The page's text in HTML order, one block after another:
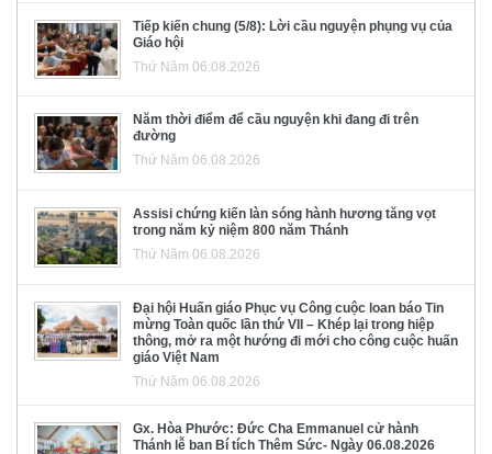
Tiếp kiến chung (5/8): Lời cầu nguyện phụng vụ của
Giáo hội
Thứ Năm 06.08.2026
Năm thời điểm để cầu nguyện khi đang đi trên
đường
Thứ Năm 06.08.2026
Assisi chứng kiến làn sóng hành hương tăng vọt
trong năm kỷ niệm 800 năm Thánh
Thứ Năm 06.08.2026
Đại hội Huấn giáo Phục vụ Công cuộc loan báo Tin
mừng Toàn quốc lần thứ VII – Khép lại trong hiệp
thông, mở ra một hướng đi mới cho công cuộc huấn
giáo Việt Nam
Thứ Năm 06.08.2026
Gx. Hòa Phước: Đức Cha Emmanuel cử hành
Thánh lễ ban Bí tích Thêm Sức- Ngày 06.08.2026